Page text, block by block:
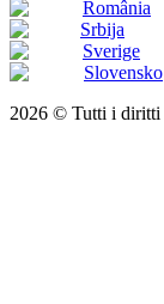
România
Srbija
Sverige
Slovensko
2026 © Tutti i diritti